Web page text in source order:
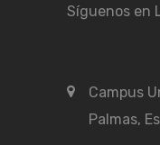
Síguenos en
Campus
Palmas,